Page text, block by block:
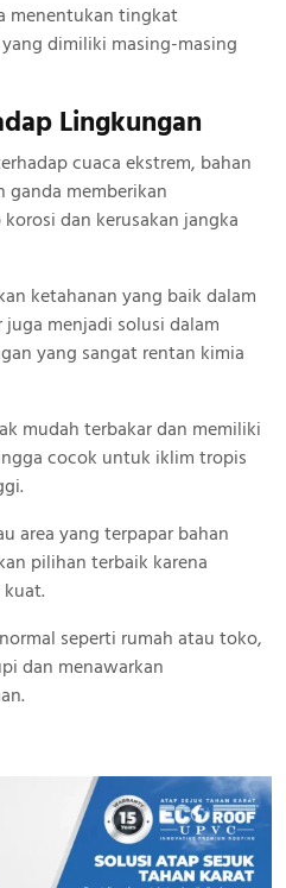
menentukan tingkat
dimiliki masing-masing
Lingkungan
cuaca ekstrem, bahan
ganda memberikan
dan kerusakan jangka
ketahanan yang baik dalam
menjadi solusi dalam
yang sangat rentan kimia
mudah terbakar dan memiliki
cocok untuk iklim tropis
area yang terpapar bahan
pilihan terbaik karena
seperti rumah atau toko,
dan menawarkan